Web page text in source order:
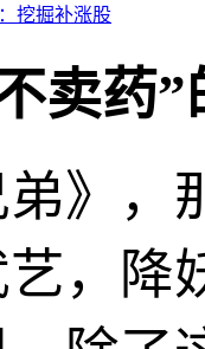
卖药
》，
，降